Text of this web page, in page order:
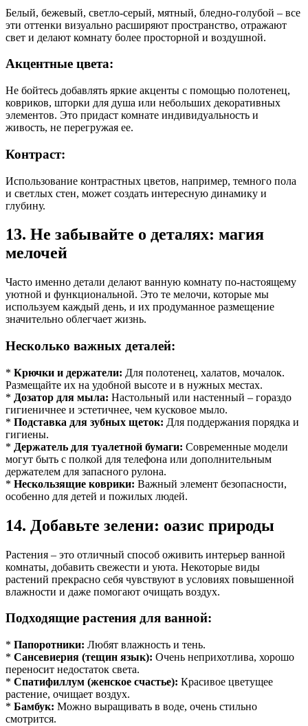
Белый, бежевый, светло-серый, мятный, бледно-голубой – все
эти оттенки визуально расширяют пространство, отражают
свет и делают комнату более просторной и воздушной.
Акцентные цвета:
Не бойтесь добавлять яркие акценты с помощью полотенец,
ковриков, шторки для душа или небольших декоративных
элементов. Это придаст комнате индивидуальность и
живость, не перегружая ее.
Контраст:
Использование контрастных цветов, например, темного пола
и светлых стен, может создать интересную динамику и
глубину.
13. Не забывайте о деталях: магия
мелочей
Часто именно детали делают ванную комнату по-настоящему
уютной и функциональной. Это те мелочи, которые мы
используем каждый день, и их продуманное размещение
значительно облегчает жизнь.
Несколько важных деталей:
* Крючки и держатели: Для полотенец, халатов, мочалок.
Размещайте их на удобной высоте и в нужных местах.
* Дозатор для мыла: Настольный или настенный – гораздо
гигиеничнее и эстетичнее, чем кусковое мыло.
* Подставка для зубных щеток: Для поддержания порядка и
гигиены.
* Держатель для туалетной бумаги: Современные модели
могут быть с полкой для телефона или дополнительным
держателем для запасного рулона.
* Нескользящие коврики: Важный элемент безопасности,
особенно для детей и пожилых людей.
14. Добавьте зелени: оазис природы
Растения – это отличный способ оживить интерьер ванной
комнаты, добавить свежести и уюта. Некоторые виды
растений прекрасно себя чувствуют в условиях повышенной
влажности и даже помогают очищать воздух.
Подходящие растения для ванной:
* Папоротники: Любят влажность и тень.
* Сансевиерия (тещин язык): Очень неприхотлива, хорошо
переносит недостаток света.
* Спатифиллум (женское счастье): Красивое цветущее
растение, очищает воздух.
* Бамбук: Можно выращивать в воде, очень стильно
смотрится.